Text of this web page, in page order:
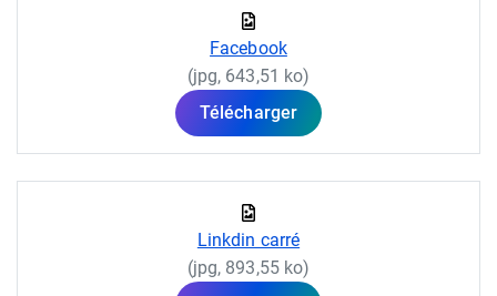
Facebook
(jpg, 643,51 ko)
Télécharger
Linkdin carré
(jpg, 893,55 ko)